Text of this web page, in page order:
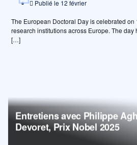
Publié le 12 février
The European Doctoral Day is celebrated
research institutions across Europe. The
[…]
Entretiens avec Philippe
Devoret, Prix Nobel 2025